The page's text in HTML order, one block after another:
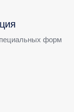
форм